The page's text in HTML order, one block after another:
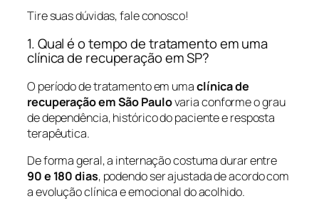
Tire suas dúvidas, fale conosco!
1. Qual é o tempo de tratamento em uma
clínica de recuperação em SP?
O período de tratamento em umaclínica de
recuperação em São Paulovaria conforme o grau
de dependência, histórico do paciente e resposta
terapêutica.
De forma geral, a internação costuma durar entre
90 e 180 dias, podendo ser ajustada de acordo com
a evolução clínica e emocional do acolhido.